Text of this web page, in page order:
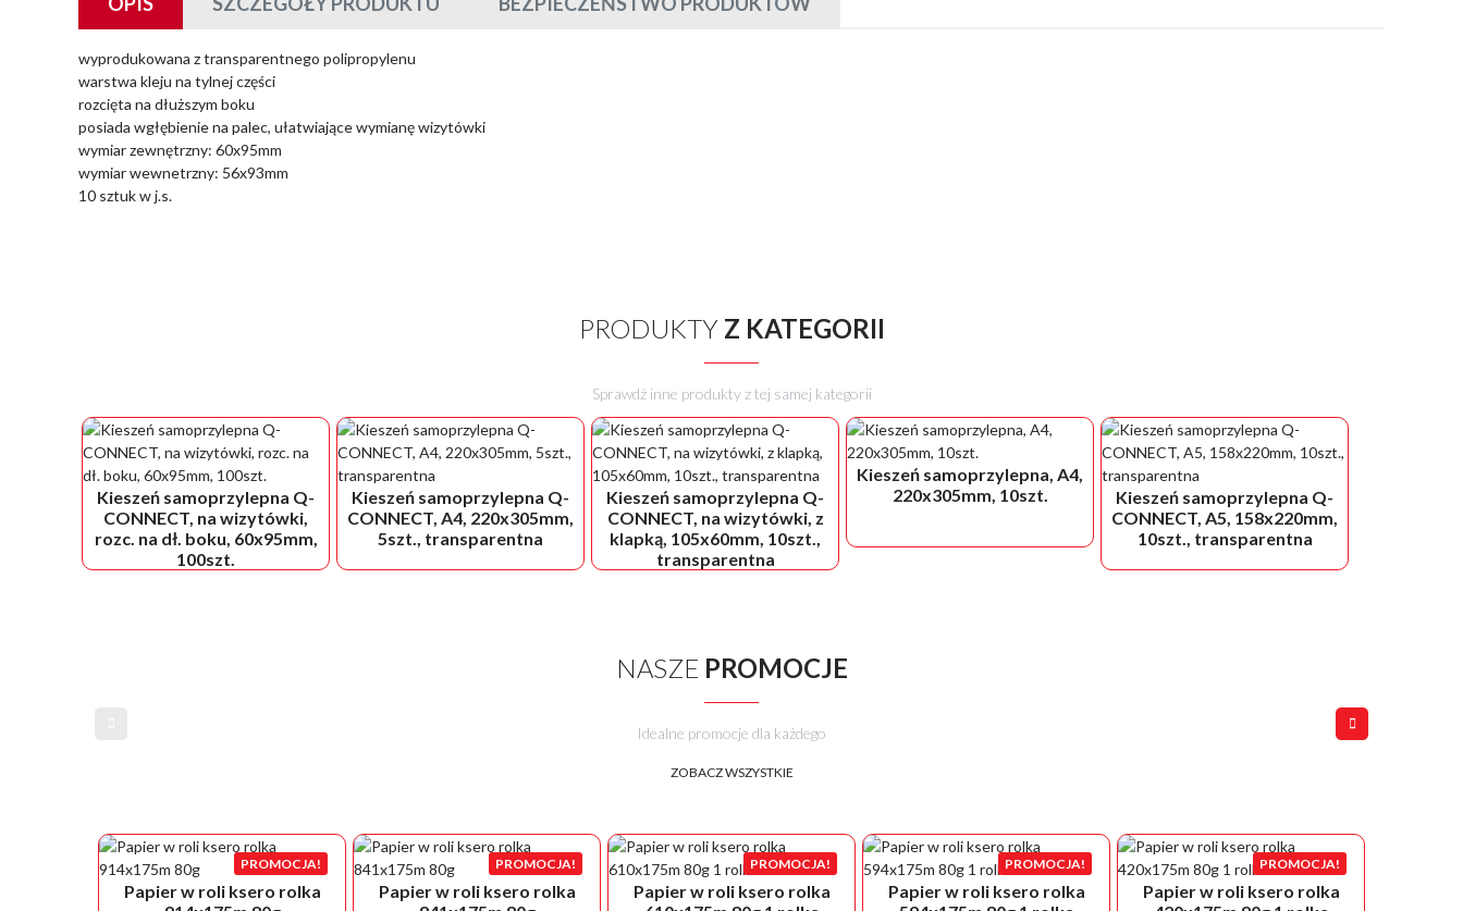
wyprodukowana z transparentnego polipropylenu
warstwa kleju na tylnej części
rozcięta na dłuższym boku
posiada wgłębienie na palec, ułatwiające wymianę wizytówki
wymiar zewnętrzny: 60x95mm
wymiar wewnetrzny: 56x93mm
10 sztuk w j.s.
PRODUKTY Z KATEGORII
Sprawdź inne produkty z tej samej kategorii
Kieszeń samoprzylepna Q-
CONNECT, na wizytówki,
rozc. na dł. boku, 60x95mm,
100szt.
Kieszeń samoprzylepna Q-
CONNECT, A4, 220x305mm,
5szt., transparentna
Kieszeń samoprzylepna Q-
CONNECT, na wizytówki, z
klapką, 105x60mm, 10szt.,
transparentna
Kieszeń samoprzylepna, A4,
220x305mm, 10szt.
Kieszeń samoprzylepna Q-
CONNECT, A5, 158x220mm,
10szt., transparentna
NASZE PROMOCJE
Idealne promocje dla każdego
ZOBACZ WSZYSTKIE
PROMOCJA!
Papier w roli ksero rolka
PROMOCJA!
Papier w roli ksero rolka
PROMOCJA!
Papier w roli ksero rolka
PROMOCJA!
Papier w roli ksero rolka
PROMOCJA!
Papier w roli ksero rolka